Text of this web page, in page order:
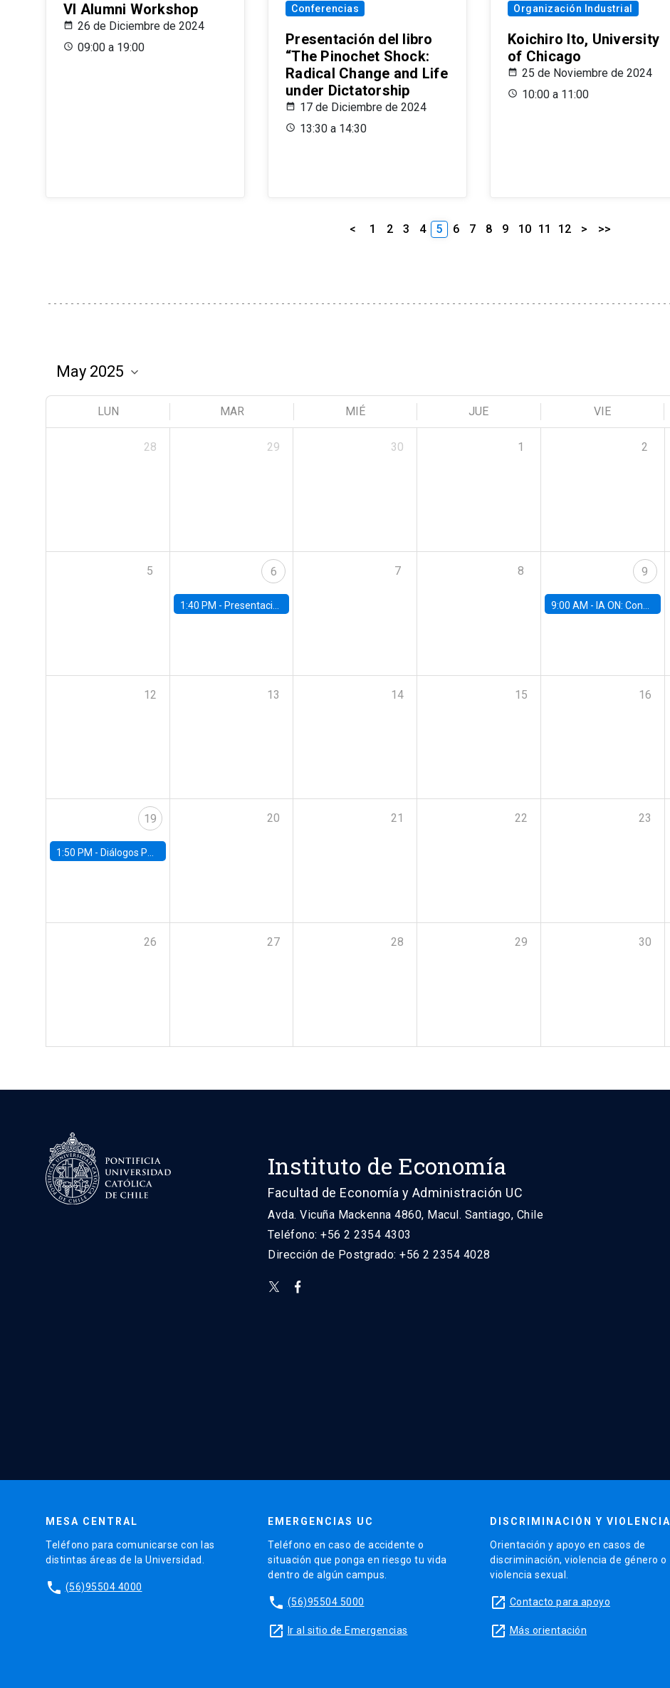
VI Alumni Workshop
26 de Diciembre de 2024
09:00 a 19:00
Conferencias
Presentación del libro
“The Pinochet Shock:
Radical Change and Life
under Dictatorship
17 de Diciembre de 2024
13:30 a 14:30
Organización Industrial
Koichiro Ito, University
of Chicago
25 de Noviembre de 2024
10:00 a 11:00
< 1 2 3 4 5 6 7 8 9 10 11 12 > >>
LUN MAR MIÉ JUE VIE
28 29 30 1 2
5 6
1:40 PM - Presentación capítulos del World Economic Outlook del Fondo Monetario Internacional (FMI)
7 8 9
9:00 AM - IA ON: Conocimiento y Negocios en Modo Futuro.
12 13 14 15 16
19
1:50 PM - Diálogos Públicos EG+ FACEA | Con Rodrigo Valdés
20 21 22 23
26 27 28 29 30
Instituto de Economía
Facultad de Economía y Administración UC
Avda. Vicuña Mackenna 4860, Macul. Santiago, Chile
Teléfono: +56 2 2354 4303
Dirección de Postgrado: +56 2 2354 4028
MESA CENTRAL
Teléfono para comunicarse con las
distintas áreas de la Universidad.
phone (56)95504 4000
EMERGENCIAS UC
Teléfono en caso de accidente o
situación que ponga en riesgo tu vida
dentro de algún campus.
phone (56)95504 5000
launch Ir al sitio de Emergencias
DISCRIMINACIÓN Y VIOLENCIA
Orientación y apoyo en casos de
discriminación, violencia de género o
violencia sexual.
launch Contacto para apoyo
launch Más orientación